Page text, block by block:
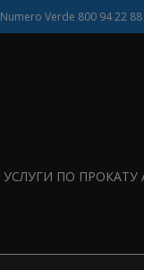
Numero Verde 800 94 22 88
УСЛУГИ ПО